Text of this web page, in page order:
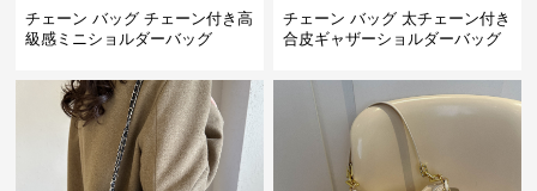
チェーン バッグ チェーン付き高
級感ミニショルダーバッグ
チェーン バッグ 太チェーン付き
合皮ギャザーショルダーバッグ